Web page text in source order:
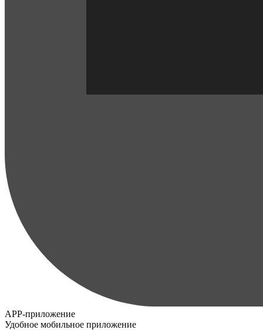
APP-приложение
Удобное мобильное приложение